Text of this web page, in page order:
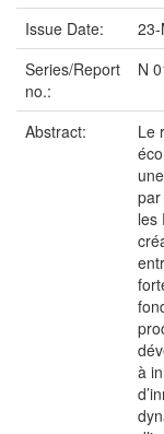
Issue Date:
Series/Report
no.:
N
Abstract:
Le
les
à